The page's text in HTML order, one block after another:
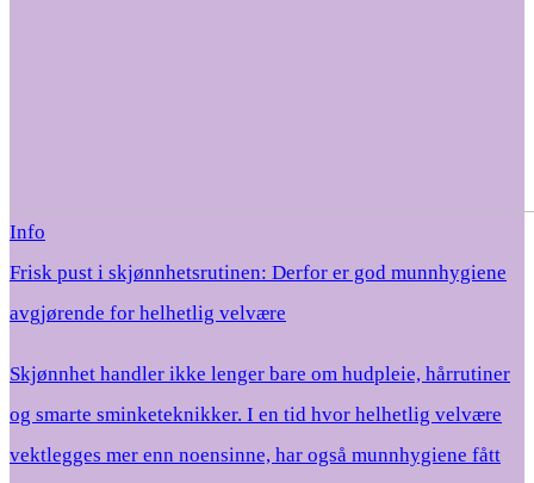
Info
Frisk pust i skjønnhetsrutinen: Derfor er god munnhygiene
avgjørende for helhetlig velvære
Skjønnhet handler ikke lenger bare om hudpleie, hårrutiner
og smarte sminketeknikker. I en tid hvor helhetlig velvære
vektlegges mer enn noensinne, har også munnhygiene fått